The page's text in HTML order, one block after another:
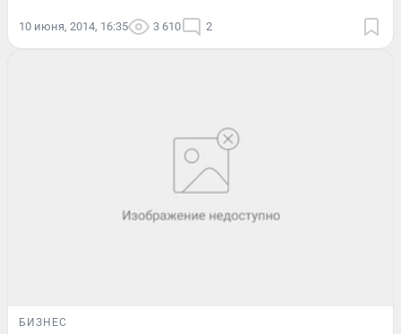
10 июня, 2014, 16:35 3 610 2
БИЗНЕС